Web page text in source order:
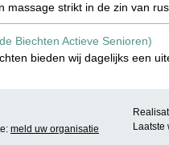
strikt in de zin van
Biechten Actieve Senioren)
bieden wij dagelijks een
van Druten en de
hart van Maas en Waal. Lees
meld uw organisatie
Laatste